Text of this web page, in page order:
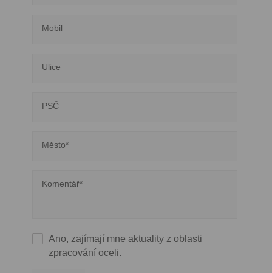
Mobil
Ulice
PSČ
Město*
Komentář*
Ano, zajímají mne aktuality z oblasti
zpracování oceli.